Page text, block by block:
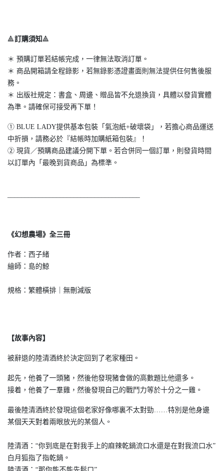
🔺訂購須知🔺
＊ 預購訂單若結帳完成，一律無法取消訂單。
＊ 商品開箱請全程錄影，若無錄影憑證畫面則無法提供任何售後服
務。
＊ 出版社規定：書盒、周邊、贈品皆不允退換貨，具體以發貨實體
為準。請確保可接受再下單！
① BLUE LADY提供基本包裝「氣泡紙+破壞袋」，若擔心商品運送
中折損，請務必於『結帳時加購紙箱包裝』！
② 現貨／預購商品建議分開下單。若合併同一個訂單，則發貨時間
以訂單內「最晚到貨商品」為標準。
《幻想農場》全三冊
作者：西子緒
繪師：島的鯨
規格：繁體橫排｜無刪減版
【故事內容】
被辭退的陸清酒終於決定回到了老家種田。
起先，他養了一頭豬，然後他發現豬會做的高數題比他還多。
接着，他養了一羣雞，然後發現自己的戰鬥力等於十分之一雞。
最後陸清酒終於發現這個老家好像哪裏不太對勁……特別是他身邊
某個天天對着兩眼放光的某個人。
陸清酒：“你到底是在對我手上的麻辣乾鍋流口水還是在對我流口水”
白月狐指了指乾鍋。